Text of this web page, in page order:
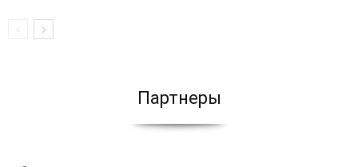
Партнеры